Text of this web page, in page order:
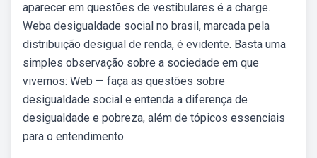
aparecer em questões de vestibulares é a charge.
Weba desigualdade social no brasil, marcada pela
distribuição desigual de renda, é evidente. Basta uma
simples observação sobre a sociedade em que
vivemos: Web — faça as questões sobre
desigualdade social e entenda a diferença de
desigualdade e pobreza, além de tópicos essenciais
para o entendimento.